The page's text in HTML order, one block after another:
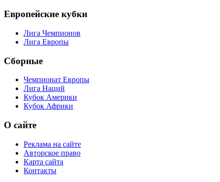
Европейские кубки
Лига Чемпионов
Лига Европы
Сборные
Чемпионат Европы
Лига Наций
Кубок Америки
Кубок Африки
О сайте
Реклама на сайте
Авторское право
Карта сайта
Контакты